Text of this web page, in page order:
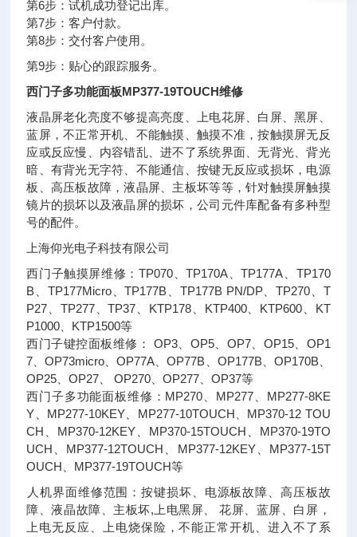
第6步：试机成功登记出库。
第7步：客户付款。
第8步：交付客户使用。
第9步：贴心的跟踪服务。
西门子多功能面板MP377-19TOUCH维修
液晶屏老化亮度不够提高亮度、上电花屏、白屏、黑屏、
蓝屏，不正常开机、不能触摸、触摸不准，按触摸屏无反
应或反应慢、内容错乱、进不了系统界面、无背光、背光
暗、有背光无字符、不能通信、按键无反应或损坏，电源
板、高压板故障，液晶屏、主板坏等等，针对触摸屏触摸
镜片的损坏以及液晶屏的损坏，公司元件库配备有多种型
号的配件。
上海仰光电子科技有限公司
西门子触摸屏维修：TP070、TP170A、TP177A、TP170
B、TP177Micro、TP177B、TP177B PN/DP、TP270、T
P27、TP277、TP37、KTP178、KTP400、KTP600、KT
P1000、KTP1500等
西门子键控面板维修： OP3、OP5、OP7、OP15、OP1
7、OP73micro、OP77A、OP77B、OP177B、OP170B、
OP25、OP27、 OP270、OP277、OP37等
西门子多功能面板维修：MP270、MP277、MP277-8KE
Y、MP277-10KEY、MP277-10TOUCH、MP370-12 TOU
CH、MP370-12KEY、MP370-15TOUCH、MP370-19TO
UCH、MP377-12TOUCH、MP377-12KEY、MP377-15T
OUCH、MP377-19TOUCH等
​​​​​​​人机界面维修范围：按键损坏、电源板故障、高压板故
障、液晶故障、主板坏,上电黑屏、 花屏、蓝屏、白屏，
上电无反应、上电烧保险，不能正常开机、进入不了系